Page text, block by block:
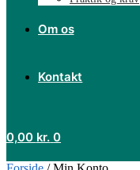
Om os
Kontakt
0,00 kr. 0